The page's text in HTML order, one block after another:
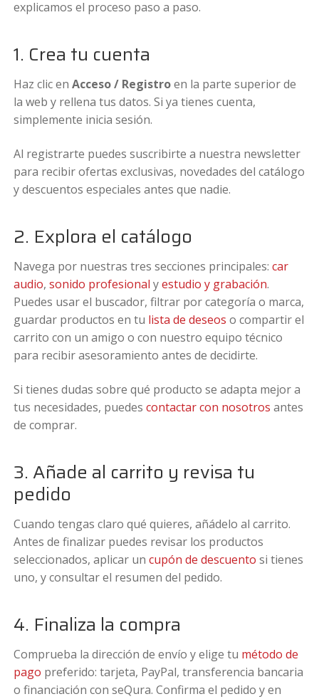
explicamos el proceso paso a paso.
1. Crea tu cuenta
Haz clic enAcceso / Registroen la parte superior de
la web y rellena tus datos. Si ya tienes cuenta,
simplemente inicia sesión.
Al registrarte puedes suscribirte a nuestra newsletter
para recibir ofertas exclusivas, novedades del catálogo
y descuentos especiales antes que nadie.
2. Explora el catálogo
Navega por nuestras tres secciones principales:car
audio,sonido profesional yestudio y grabación.
Puedes usar el buscador, filtrar por categoría o marca,
guardar productos en tu lista de deseos o compartir el
carrito con un amigo o con nuestro equipo técnico
para recibir asesoramiento antes de decidirte.
Si tienes dudas sobre qué producto se adapta mejor a
tus necesidades, puedescontactar con nosotros antes
de comprar.
3. Añade al carrito y revisa tu
pedido
Cuando tengas claro qué quieres, añádelo al carrito.
Antes de finalizar puedes revisar los productos
seleccionados, aplicar uncupón de descuento si tienes
uno, y consultar el resumen del pedido.
4. Finaliza la compra
Comprueba la dirección de envío y elige tu método de
pago preferido: tarjeta, PayPal, transferencia bancaria
o financiación con seQura. Confirma el pedido y en